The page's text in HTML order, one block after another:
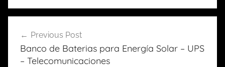
Navegación
de
Previous Post
Banco de Baterias para Energía Solar – UPS
– Telecomunicaciones